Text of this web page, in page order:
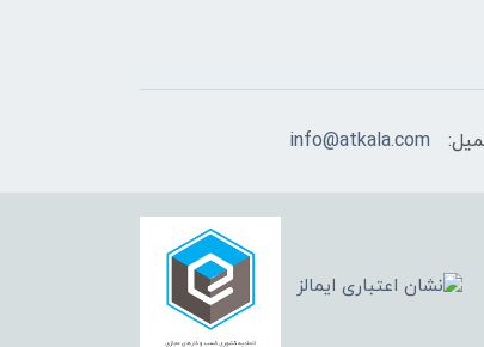
info@atkala.com